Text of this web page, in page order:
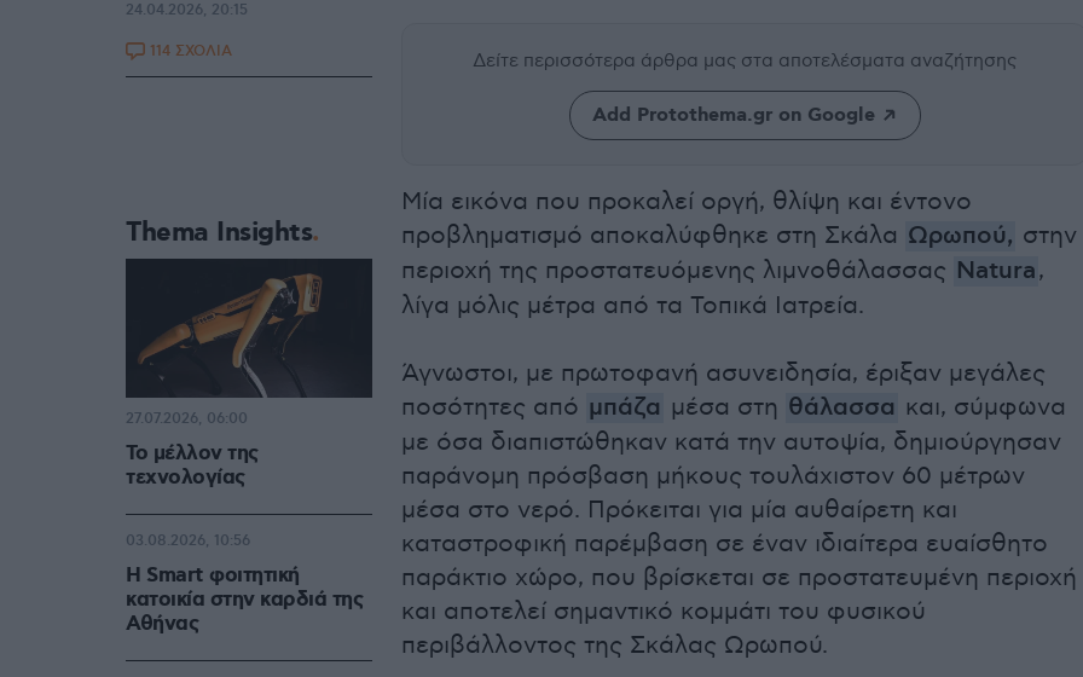
Δείτε περισσότερα άρθρα μας στα αποτελέσματα αναζήτησης
Add Protothema.gr on Google
Μία εικόνα που προκαλεί οργή, θλίψη και έντονο
προβληματισμό αποκαλύφθηκε στη Σκάλα Ωρωπού, στην
περιοχή της προστατευόμενης λιμνοθάλασσας Natura,
λίγα μόλις μέτρα από τα Τοπικά Ιατρεία.
Άγνωστοι, με πρωτοφανή ασυνειδησία, έριξαν μεγάλες
ποσότητες από μπάζα μέσα στη θάλασσα και, σύμφωνα
με όσα διαπιστώθηκαν κατά την αυτοψία, δημιούργησαν
παράνομη πρόσβαση μήκους τουλάχιστον 60 μέτρων
μέσα στο νερό. Πρόκειται για μία αυθαίρετη και
καταστροφική παρέμβαση σε έναν ιδιαίτερα ευαίσθητο
παράκτιο χώρο, που βρίσκεται σε προστατευμένη περιοχή
και αποτελεί σημαντικό κομμάτι του φυσικού
περιβάλλοντος της Σκάλας Ωρωπού.
24.04.2026, 20:15
114 ΣΧΟΛΙΑ
Thema Insights
Το μέλλον της
τεχνολογίας
27.07.2026, 06:00
Η Smart φοιτητική
κατοικία στην καρδιά της
Αθήνας
03.08.2026, 10:56